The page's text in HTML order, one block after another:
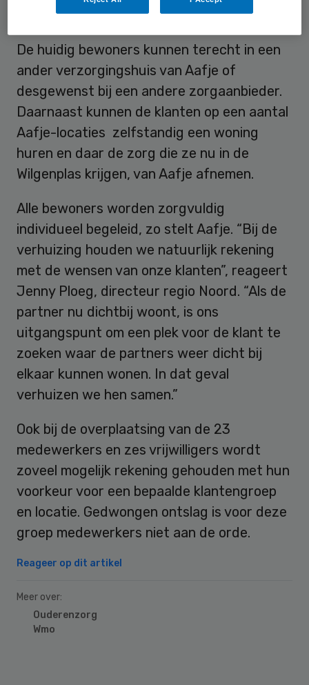
Individuele begeleiding
De huidig bewoners kunnen terecht in een
ander verzorgingshuis van Aafje of
desgewenst bij een andere zorgaanbieder.
Daarnaast kunnen de klanten op een aantal
Aafje-locaties zelfstandig een woning
huren en daar de zorg die ze nu in de
Wilgenplas krijgen, van Aafje afnemen.
Alle bewoners worden zorgvuldig
individueel begeleid, zo stelt Aafje. “Bij de
verhuizing houden we natuurlijk rekening
met de wensen van onze klanten”, reageert
Jenny Ploeg, directeur regio Noord. “Als de
partner nu dichtbij woont, is ons
uitgangspunt om een plek voor de klant te
zoeken waar de partners weer dicht bij
elkaar kunnen wonen. In dat geval
verhuizen we hen samen.”
Ook bij de overplaatsing van de 23
medewerkers en zes vrijwilligers wordt
zoveel mogelijk rekening gehouden met hun
voorkeur voor een bepaalde klantengroep
en locatie. Gedwongen ontslag is voor deze
groep medewerkers niet aan de orde.
Reageer op dit artikel
Meer over:
Ouderenzorg
Wmo